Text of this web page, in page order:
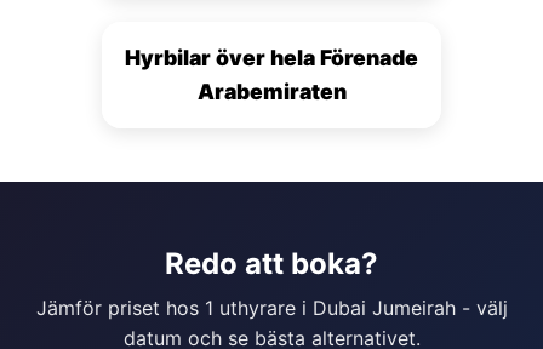
Hyrbilar över hela Förenade
Arabemiraten
Redo att boka?
Jämför priset hos 1 uthyrare i Dubai Jumeirah - välj
datum och se bästa alternativet.